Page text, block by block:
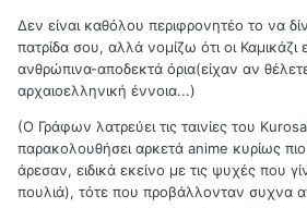
Δεν είναι καθόλου περιφρονητέο το να
πατρίδα σου, αλλά νομίζω ότι οι Καμικάζι
ανθρώπινα-αποδεκτά όρια(είχαν αν
αρχαιοελληνική έννοια...)
(Ο Γράφων λατρεύει τις ταινίες του
παρακολουθήσει αρκετά anime κυρίως πιο
άρεσαν, ειδικά εκείνο με τις ψυχές που
πουλιά), τότε που προβάλλονταν συχνα